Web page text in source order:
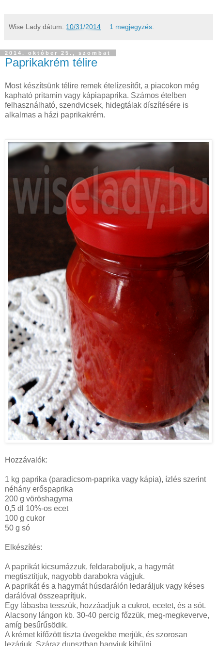
Wise Lady dátum: 10/31/2014 1 megjegyzés:
2014. október 25., szombat
Paprikakrém télire
Most készítsünk télire remek ételízesítőt, a piacokon még
kapható pritamin vagy kápiapaprika. Számos ételben
felhasználható, szendvicsek, hidegtálak díszítésére is
alkalmas a házi paprikakrém.
Hozzávalók:
1 kg paprika (paradicsom-paprika vagy kápia), ízlés szerint
néhány erőspaprika
200 g vöröshagyma
0,5 dl 10%-os ecet
100 g cukor
50 g só
Elkészítés:
A paprikát kicsumázzuk, feldaraboljuk, a hagymát
megtisztítjuk, nagyobb darabokra vágjuk.
A paprikát és a hagymát húsdarálón ledaráljuk vagy késes
darálóval összeaprítjuk.
Egy lábasba tesszük, hozzáadjuk a cukrot, ecetet, és a sót.
Alacsony lángon kb. 30-40 percig főzzük, meg-megkeverve,
amíg besűrűsödik.
A krémet kifőzött tiszta üvegekbe merjük, és szorosan